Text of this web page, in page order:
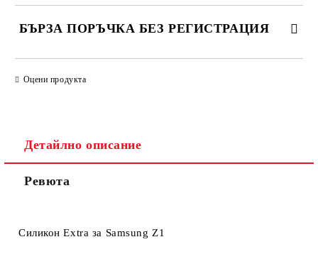
БЪРЗА ПОРЪЧКА БЕЗ РЕГИСТРАЦИЯ
Оцени продукта
Детайлно описание
Ревюта
Силикон Extra за Samsung Z1